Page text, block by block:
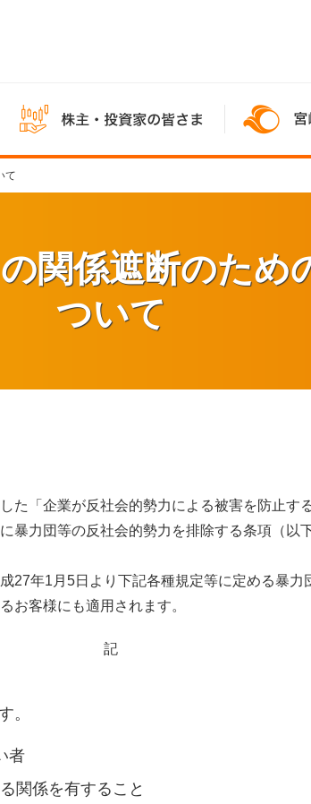
て
関係遮断のため
ついて
た「企業が反社会的勢力による被害を防止す
暴力団等の反社会的勢力を排除する条項（以
27年1月5日より下記各種規定等に定める暴力
お客様にも適用されます。
記
。
者
関係を有すること